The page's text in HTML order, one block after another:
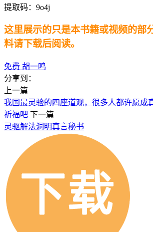
提取码：9o4j
这里展示的只是本书籍或视频的部
料请下载后阅读。
免费 胡一鸣
分享到：
上一篇
我国最灵验的四座道观，很多人都许愿成
祈福吧 下一篇
灵驱解法洞明真言秘书